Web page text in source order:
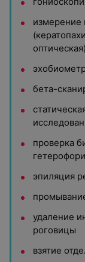
измерение
оптическая)
бета-
проверка
эпиляция
удаление
роговицы
взятие